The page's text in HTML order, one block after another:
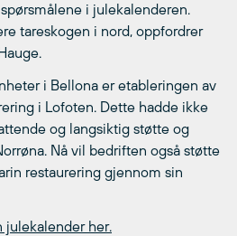
i julekalenderen.
tareskogen i nord, oppfordrer
i Bellona er etableringen av
i Lofoten. Dette hadde ikke
og langsiktig støtte og
Nå vil bedriften også støtte
restaurering gjennom sin
julekalender her.